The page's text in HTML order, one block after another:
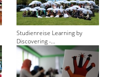
Studienreise Learning by
Discovering -...